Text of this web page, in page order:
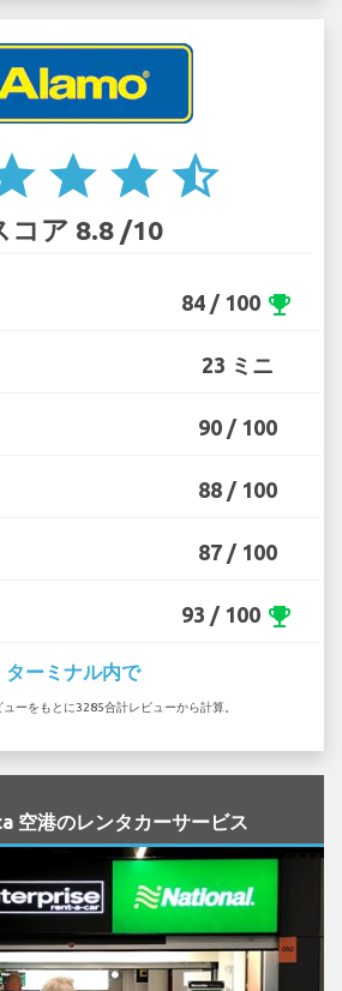
star star star_half
コア 8.8 /10
84 / 100 emoji_events
23 ミニ
90 / 100
88 / 100
87 / 100
93 / 100 emoji_events
ターミナル内で
ーをもとに3285合計レビューから計算。
空港のレンタカーサービス